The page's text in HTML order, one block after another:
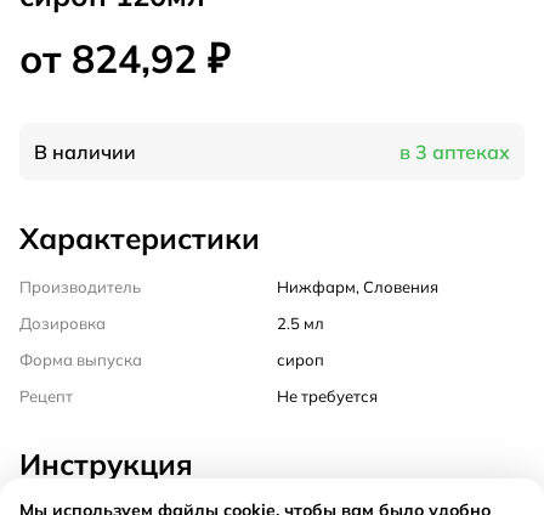
от 824,92 ₽
В наличии в 3 аптеках
Характеристики
Производитель
Нижфарм, Словения
Дозировка
2.5 мл
Форма выпуска
сироп
Рецепт
Не требуется
Инструкция
Мы используем файлы cookie, чтобы вам было удобно